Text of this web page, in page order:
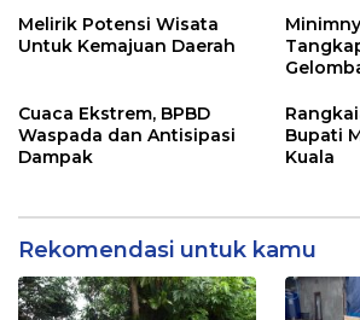
Melirik Potensi Wisata
Untuk Kemajuan Daerah
Cuaca Ekstrem, BPBD
Waspada dan Antisipasi
Dampak
Bupati
Kuala
Rekomendasi untuk kamu